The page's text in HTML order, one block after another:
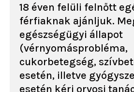
18 éven felüli felnőtt
férfiaknak ajánljuk.
egészségügyi állapot
(vérnyomásprobléma,
cukorbetegség,
esetén, illetve
esetén kérj orvosi